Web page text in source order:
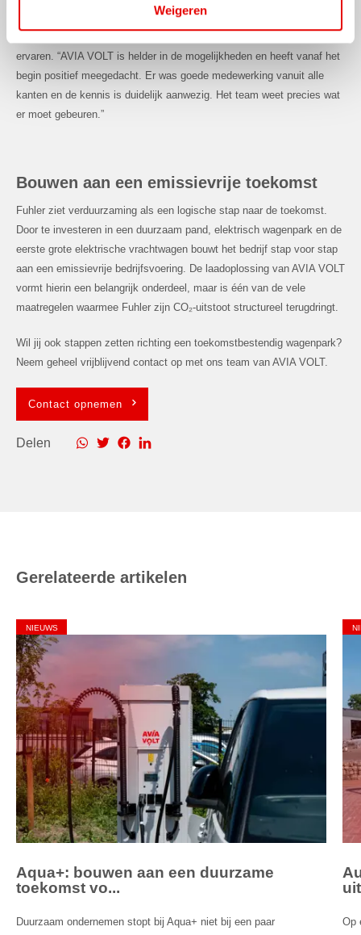
Weigeren
Het eerste contact met AVIA VOLT ontstond tijdens de Infra
ervaren. “AVIA VOLT is helder in de mogelijkheden en heeft vanaf het
begin positief meegedacht. Er was goede medewerking vanuit alle
kanten en de kennis is duidelijk aanwezig. Het team weet precies wat
er moet gebeuren.”
Bouwen aan een emissievrije toekomst
Fuhler ziet verduurzaming als een logische stap naar de toekomst.
Door te investeren in een duurzaam pand, elektrisch wagenpark en de
eerste grote elektrische vrachtwagen bouwt het bedrijf stap voor stap
aan een emissievrije bedrijfsvoering. De laadoplossing van AVIA VOLT
vormt hierin een belangrijk onderdeel, maar is één van de vele
maatregelen waarmee Fuhler zijn CO₂-uitstoot structureel terugdringt.
Wil jij ook stappen zetten richting een toekomstbestendig wagenpark?
Neem geheel vrijblijvend contact op met ons team van AVIA VOLT.
Contact opnemen
Delen
Gerelateerde artikelen
NIEUWS
Aqua+: bouwen aan een duurzame
toekomst vo...
Duurzaam ondernemen stopt bij Aqua+ niet bij een paar
Op